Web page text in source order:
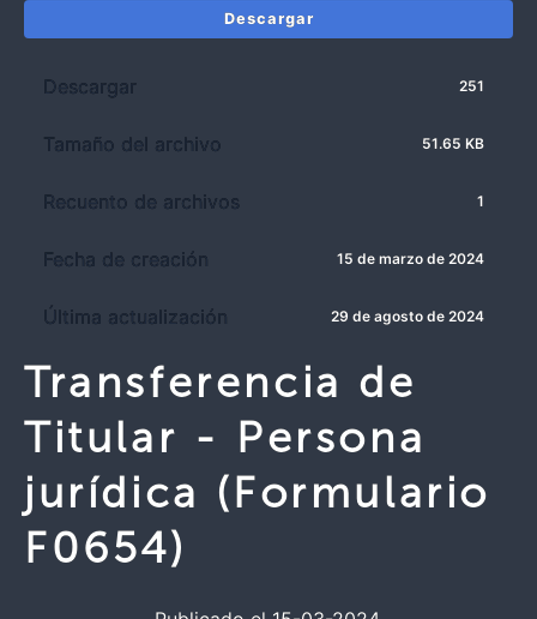
Descargar
Descargar 251
Tamaño del archivo 51.65 KB
Recuento de archivos 1
Fecha de creación 15 de marzo de 2024
Última actualización 29 de agosto de 2024
Transferencia de
Titular - Persona
jurídica (Formulario
F0654)